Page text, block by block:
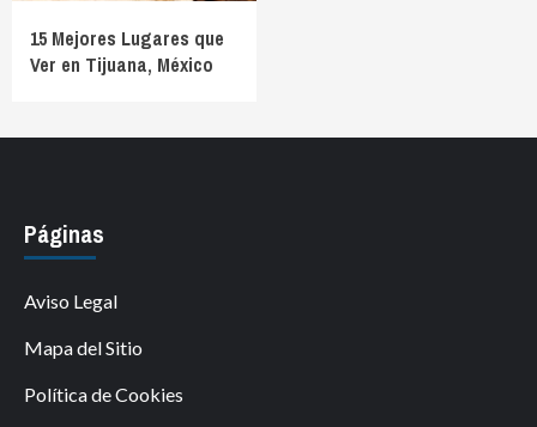
15 Mejores Lugares que
Ver en Tijuana, México
Páginas
Aviso Legal
Mapa del Sitio
Política de Cookies